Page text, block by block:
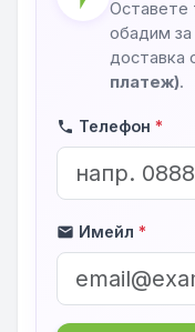
Оставете
обадим
доставка
платеж).
phone Телефон *
mail Имейл *